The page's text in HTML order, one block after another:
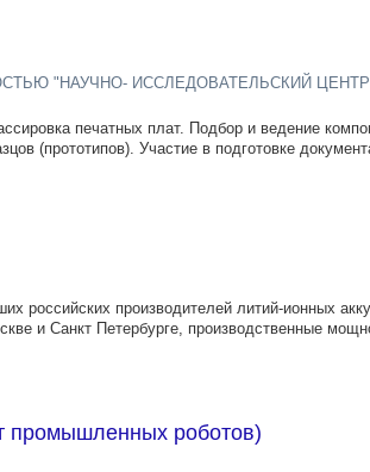
"НАУЧНО- ИССЛЕДОВАТЕЛЬСКИЙ ЦЕНТР
печатных плат. Подбор и ведение
(прототипов). Участие в подготовке
российских производителей литий-ионных
и Санкт Петербурге, производственные
промышленных роботов)